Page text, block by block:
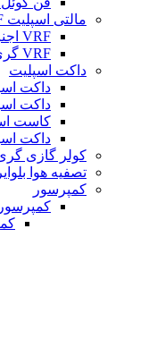
مالتی اسپلیت VRF
VRF اجنرال
VRF گری
داکت اسپلیت
داکت
داکت
کاست
داکت
کولر گازی
تصفیه هوا بلوایر
کمپرسور
کمپرسور